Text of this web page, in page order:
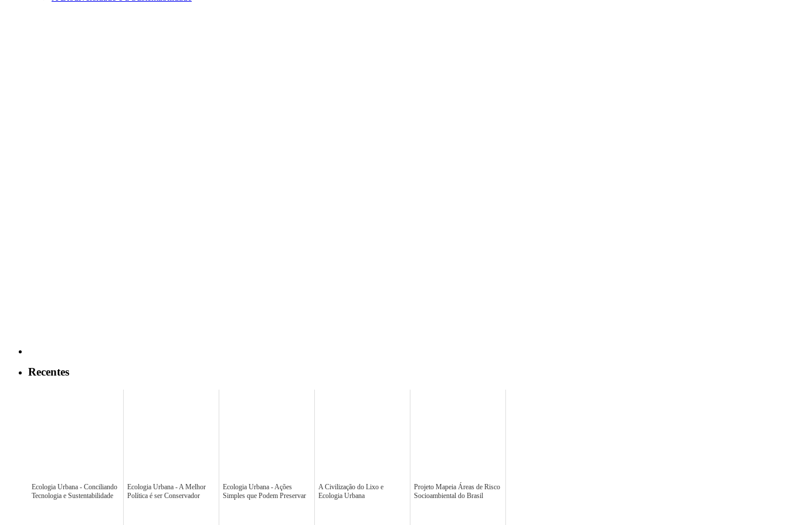
Recentes
Ecologia Urbana - Conciliando
Tecnologia e Sustentabilidade
Ecologia Urbana - A Melhor
Política é ser Conservador
Ecologia Urbana - Ações
Simples que Podem Preservar
A Civilização do Lixo e
Ecologia Urbana
Projeto Mapeia Áreas de Risco
Socioambiental do Brasil